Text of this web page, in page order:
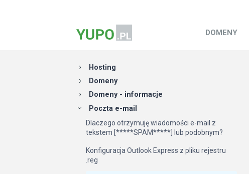
DOMENY
Hosting
Domeny
Domeny - informacje
Poczta e-mail
Dlaczego otrzymuję wiadomości e-mail z
tekstem [*****SPAM*****] lub podobnym?
Konfiguracja Outlook Express z pliku rejestru
.reg